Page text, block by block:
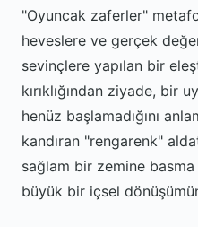
"Oyuncak zaferler"
heveslere ve gerçek
sevinçlere yapılan bir
kırıklığından ziyade, bir
henüz başlamadığını
kandıran "rengarenk"
sağlam bir zemine
büyük bir içsel